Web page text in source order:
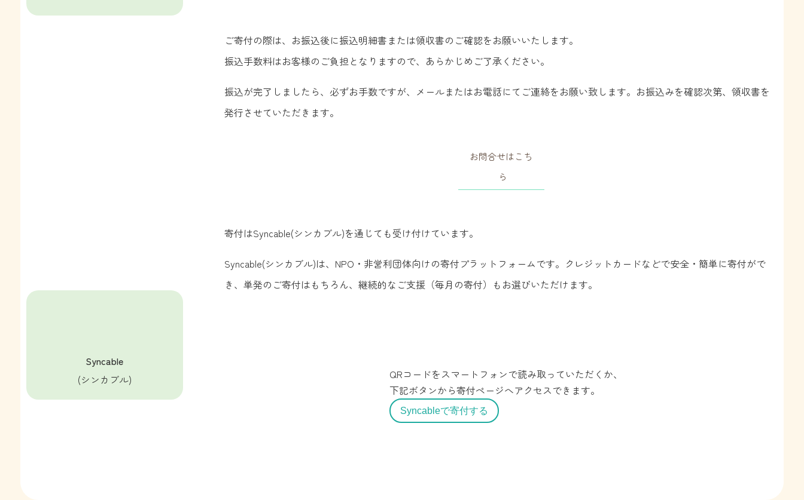
ご寄付の際は、お振込後に振込明細書または領収書のご確認をお願いいたします。
振込手数料はお客様のご負担となりますので、あらかじめご了承ください。
振込が完了しましたら、必ずお手数ですが、メールまたはお電話にてご連絡をお願い致します。お振込みを確認次第、領収書を
発行させていただきます。
お問合せはこち
ら
Syncable
(シンカブル)
寄付はSyncable(シンカブル)を通じても受け付けています。
Syncable(シンカブル)は、NPO・非営利団体向けの寄付プラットフォームです。クレジットカードなどで安全・簡単に寄付がで
き、単発のご寄付はもちろん、継続的なご支援（毎月の寄付）もお選びいただけます。
QRコードをスマートフォンで読み取っていただくか、
下記ボタンから寄付ページへアクセスできます。
Syncableで寄付する